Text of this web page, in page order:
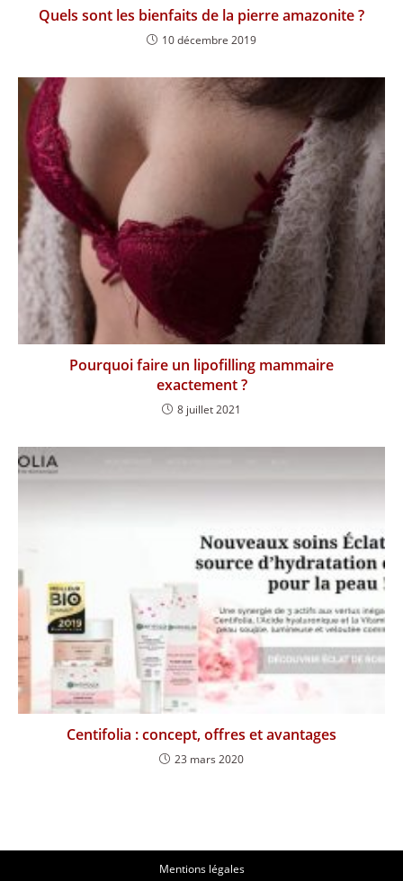
Quels sont les bienfaits de la pierre amazonite ?
10 décembre 2019
Pourquoi faire un lipofilling mammaire
exactement ?
8 juillet 2021
Centifolia : concept, offres et avantages
23 mars 2020
Mentions légales